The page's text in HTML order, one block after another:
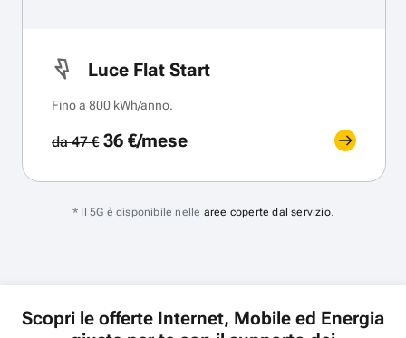
Luce Flat Start
Fino a 800 kWh/anno.
da 47 €36 €/mese
* Il 5G è disponibile nelle aree coperte dal servizio.
Scopri le offerte Internet, Mobile ed Energia